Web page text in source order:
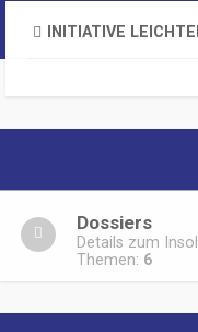
INITIATIVE
Dossiers
Details zum
Themen: 6